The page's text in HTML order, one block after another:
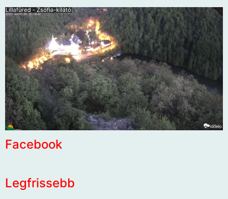
Facebook
Legfrissebb